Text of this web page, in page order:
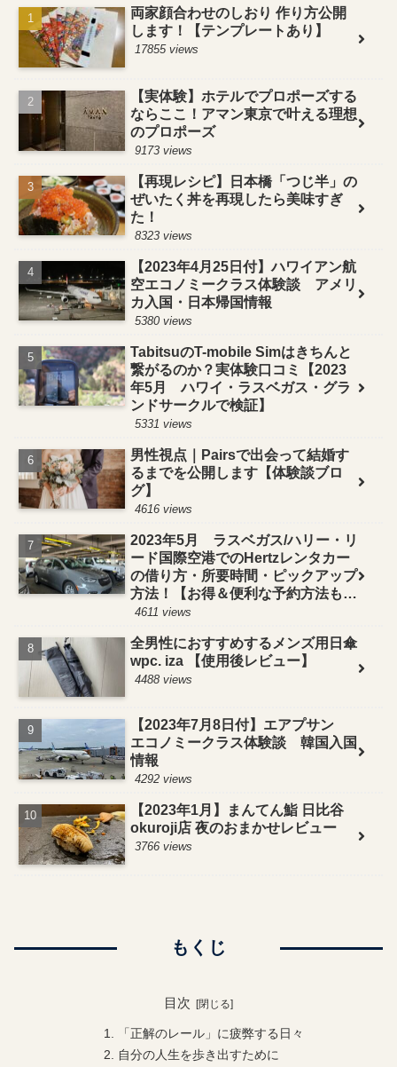
両家顔合わせのしおり 作り方公開
します！【テンプレートあり】
17855 views
【実体験】ホテルでプロポーズする
ならここ！アマン東京で叶える理想
のプロポーズ
9173 views
【再現レシピ】日本橋「つじ半」の
ぜいたく丼を再現したら美味すぎ
た！
8323 views
【2023年4月25日付】ハワイアン航
空エコノミークラス体験談 アメリ
カ入国・日本帰国情報
5380 views
TabitsuのT-mobile Simはきちんと
繋がるのか？実体験口コミ【2023
年5月 ハワイ・ラスベガス・グラ
ンドサークルで検証】
5331 views
男性視点｜Pairsで出会って結婚す
るまでを公開します【体験談ブロ
グ】
4616 views
2023年5月 ラスベガス/ハリー・リ
ード国際空港でのHertzレンタカー
の借り方・所要時間・ピックアップ
方法！【お得＆便利な予約方法も紹
介】
4611 views
全男性におすすめするメンズ用日傘
wpc. iza 【使用後レビュー】
4488 views
【2023年7月8日付】エアプサン
エコノミークラス体験談 韓国入国
情報
4292 views
【2023年1月】まんてん鮨 日比谷
okuroji店 夜のおまかせレビュー
3766 views
もくじ
目次
「正解のレール」に疲弊する日々
自分の人生を歩き出すために